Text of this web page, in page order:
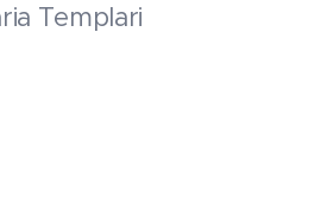
Templari